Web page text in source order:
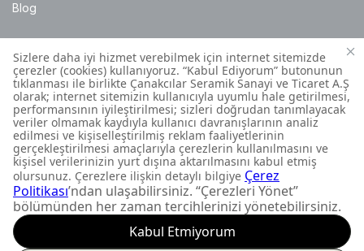
Blog
Satış Noktaları
Montaj Bilgileri
Müşteri İletişim Merkezi